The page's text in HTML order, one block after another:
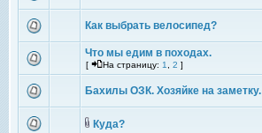
Как выбрать велосипед?
Что мы едим в походах.
[ На страницу: 1 2 ]
Бахилы ОЗК. Хозяйке на заметку.
Куда?